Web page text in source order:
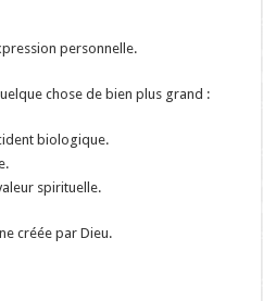
personnelle.
chose de bien plus grand :
biologique.
spirituelle.
créée par Dieu.